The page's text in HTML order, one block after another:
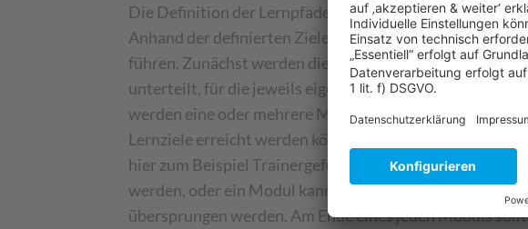
Die Definition der Lernpfade ist der Kernschritt des
Anhand der definierten Ziele werden Methoden
führen. Zunächst werden die Lernpfade in einzelne
unterteilt, für die jeweils eigene Ziele definiert werden.
werden eine oder mehrere Methoden zur Verfügung
Lernziele erreicht werden können. Je nach Komplexität
hier zum Beispiel Trainergeführte Trainings neben E-
werden, oder ein Modul kann bei entsprechenden
übersprungen werden. Am Ende eines jeden Moduls